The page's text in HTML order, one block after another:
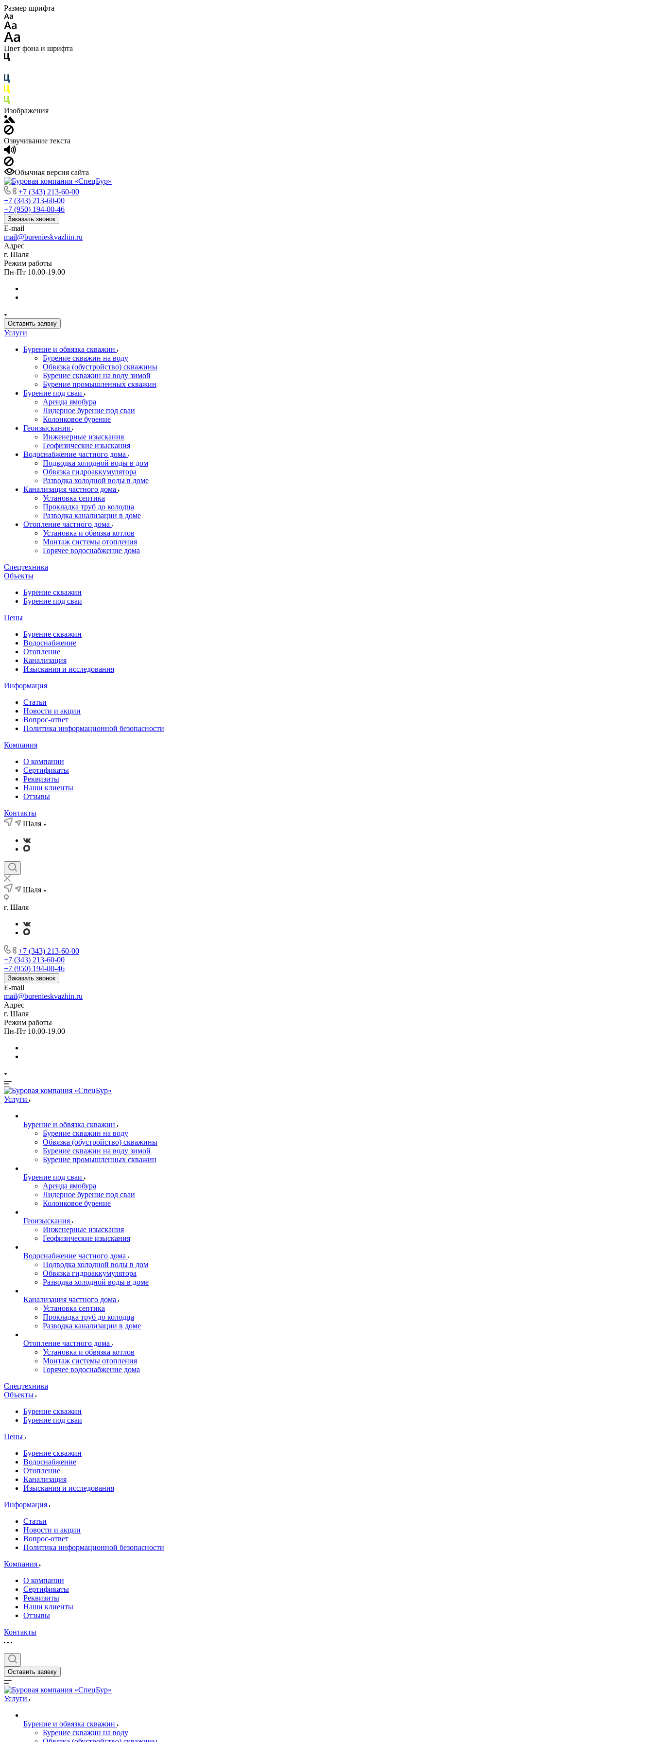
Размер шрифта
Цвет фона и шрифта
Изображения
Озвучивание текста
Обычная версия сайта
+7 (343) 213-60-00
+7 (343) 213-60-00
+7 (950) 194-00-46
Заказать звонок
E-mail
mail@burenieskvazhin.ru
Адрес
г. Шаля
Режим работы
Пн-Пт 10.00-19.00
Оставить заявку
Услуги
Бурение и обвязка скважин
Бурение скважин на воду
Обвязка (обустройство) скважины
Бурение скважин на воду зимой
Бурение промышленных скважин
Бурение под сваи
Аренда ямобура
Лидерное бурение под сваи
Колонковое бурение
Геоизыскания
Инженерные изыскания
Геофизические изыскания
Водоснабжение частного дома
Подводка холодной воды в дом
Обвязка гидроаккумулятора
Разводка холодной воды в доме
Канализация частного дома
Установка септика
Прокладка труб до колодца
Разводка канализации в доме
Отопление частного дома
Установка и обвязка котлов
Монтаж системы отопления
Горячее водоснабжение дома
Спецтехника
Объекты
Бурение скважин
Бурение под сваи
Цены
Бурение скважин
Водоснабжение
Отопление
Канализация
Изыскания и исследования
Информация
Статьи
Новости и акции
Вопрос-ответ
Политика информационной безопасности
Компания
О компании
Сертификаты
Реквизиты
Наши клиенты
Отзывы
Контакты
Шаля
Шаля
г. Шаля
+7 (343) 213-60-00
+7 (343) 213-60-00
+7 (950) 194-00-46
Заказать звонок
E-mail
mail@burenieskvazhin.ru
Адрес
г. Шаля
Режим работы
Пн-Пт 10.00-19.00
Услуги
Бурение и обвязка скважин
Бурение скважин на воду
Обвязка (обустройство) скважины
Бурение скважин на воду зимой
Бурение промышленных скважин
Бурение под сваи
Аренда ямобура
Лидерное бурение под сваи
Колонковое бурение
Геоизыскания
Инженерные изыскания
Геофизические изыскания
Водоснабжение частного дома
Подводка холодной воды в дом
Обвязка гидроаккумулятора
Разводка холодной воды в доме
Канализация частного дома
Установка септика
Прокладка труб до колодца
Разводка канализации в доме
Отопление частного дома
Установка и обвязка котлов
Монтаж системы отопления
Горячее водоснабжение дома
Спецтехника
Объекты
Бурение скважин
Бурение под сваи
Цены
Бурение скважин
Водоснабжение
Отопление
Канализация
Изыскания и исследования
Информация
Статьи
Новости и акции
Вопрос-ответ
Политика информационной безопасности
Компания
О компании
Сертификаты
Реквизиты
Наши клиенты
Отзывы
Контакты
Оставить заявку
Услуги
Бурение и обвязка скважин
Бурение скважин на воду